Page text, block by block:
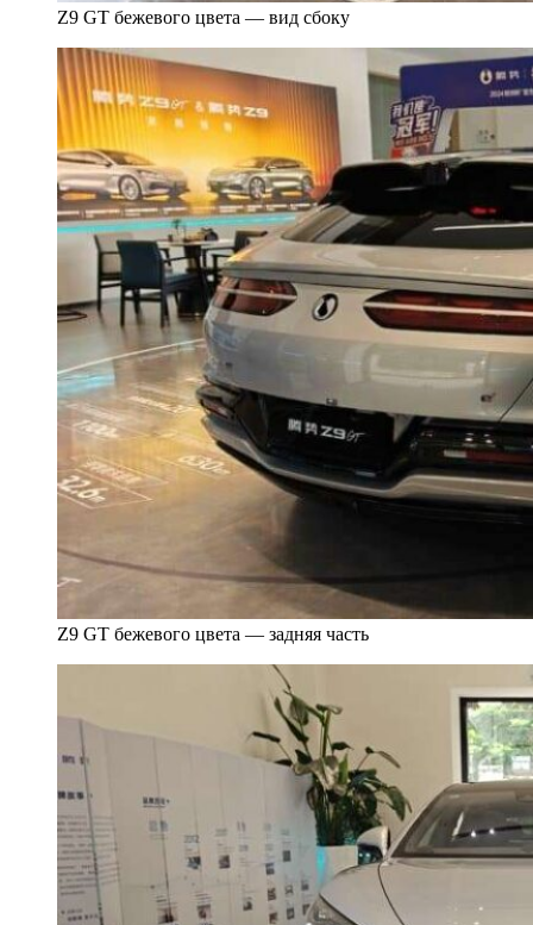
Z9 GT бежевого цвета — вид сбоку
Z9 GT бежевого цвета — задняя часть